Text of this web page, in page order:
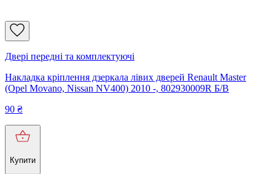
Двері передні та комплектуючі
Накладка кріплення дзеркала лівих дверей Renault Master
(Opel Movano, Nissan NV400) 2010 -, 802930009R Б/В
90 ₴
Купити